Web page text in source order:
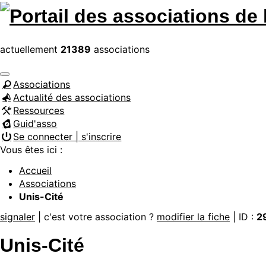
actuellement 21389 associations
Associations
Actualité des associations
Ressources
Guid'asso
Se connecter | s'inscrire
Vous êtes ici :
Accueil
Associations
Unis-Cité
signaler | c'est votre association ? modifier la fiche | ID :
Unis-Cité